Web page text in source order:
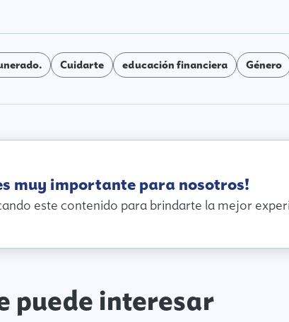
Cuidarte educación financiera Género
muy importante para nosotros!
este contenido para brindarte la mejor
puede interesar